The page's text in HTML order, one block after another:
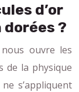
d’or
?
ouvre les
de la physique
s’appliquent